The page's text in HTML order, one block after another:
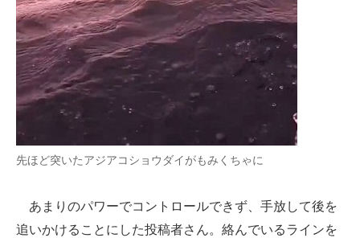
先ほど突いたアジアコショウダイがもみくちゃに
あまりのパワーでコントロールできず、手放して後を
追いかけることにした投稿者さん。絡んでいるラインを